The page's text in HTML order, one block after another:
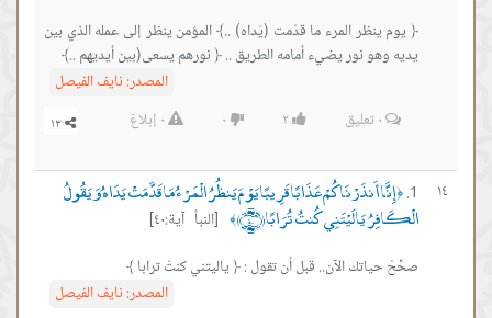
﴿ يوم ينظر المرء ما قدّمت (يَداه) ..﴾ المؤمن ينظر إلى عمله الذي بين
يديه وهو نور يضيء أمامه الطريق .. ﴿ نورهم يسعى(بين أيديهم ..﴾
المصدر:نايف الفيصل
٠تعليق ٢ ٠ ٠ إبلاغ
١٤ ﴿إِنَّا أَنذَرْنَاكُمْ عَذَابًا قَرِيبًا يَوْمَ يَنظُرُ الْمَرْءُ مَا قَدَّمَتْ يَدَاهُ وَيَقُولُ
الْكَافِرُ يَا لَيْتَنِي كُنتُ تُرَابًا ﴿٤٠﴾ ﴾
[النبأ آية:٤٠]
صحِّحْ حياتك الآن.. قبل أن تقول : ﴿ ياليتني كنتُ ترابا ﴾
المصدر:نايف الفيصل